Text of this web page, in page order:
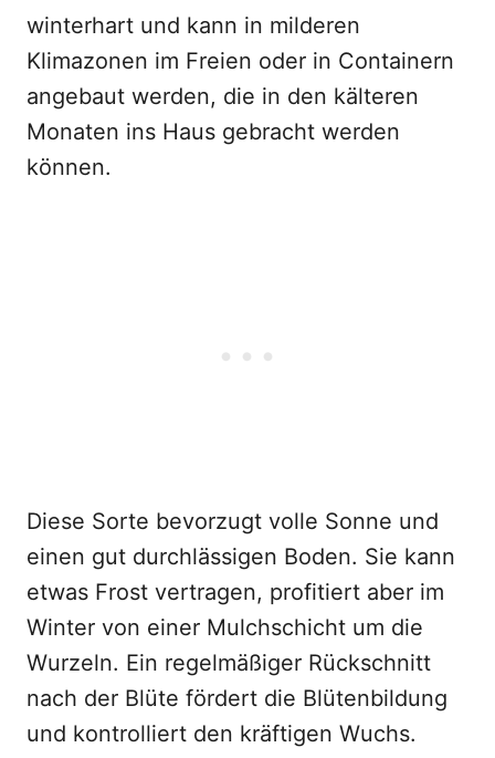
winterhart und kann in milderen
Klimazonen im Freien oder in Containern
angebaut werden, die in den kälteren
Monaten ins Haus gebracht werden
können.
Diese Sorte bevorzugt volle Sonne und
einen gut durchlässigen Boden. Sie kann
etwas Frost vertragen, profitiert aber im
Winter von einer Mulchschicht um die
Wurzeln. Ein regelmäßiger Rückschnitt
nach der Blüte fördert die Blütenbildung
und kontrolliert den kräftigen Wuchs.